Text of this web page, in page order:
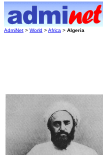
AdmiNet > World >Africa > Algeria